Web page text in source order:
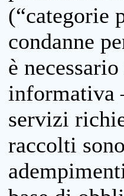
(“categorie
condanne
è
informativa
servizi
raccolti